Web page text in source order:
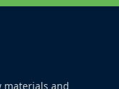
materials and